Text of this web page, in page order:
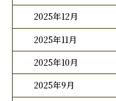
2025年12月
2025年11月
2025年10月
2025年9月